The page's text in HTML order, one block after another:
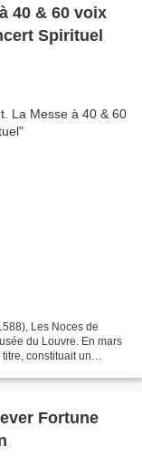
40 & 60 voix
Spirituel
Les Noces de
du Louvre. En mars
constituait un
Fortune